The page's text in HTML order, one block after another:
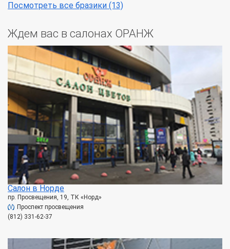
Посмотреть все бразики (13)
Ждем вас в салонах ОРАНЖ
Салон в Норде
пр. Просвещения, 19, ТК «Норд»
Проспект просвещения
(812) 331-62-37